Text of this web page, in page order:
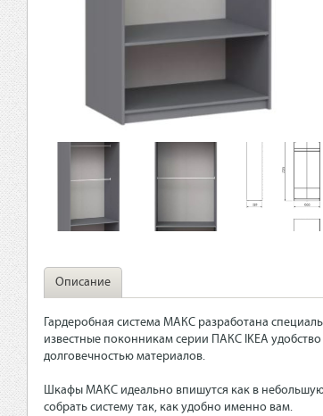
Описание
Гардеробная система МАКС разработана
известные поконникам серии ПАКС IKEA
долговечностью материалов.
Шкафы МАКС идеально впишутся как в
собрать систему так, как удобно именно вам.